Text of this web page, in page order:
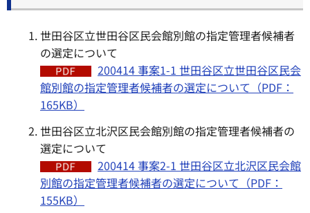
世田谷区立世田谷区民会館別館の指定管理者候補者
の選定について
200414 事案1-1 世田谷区立世田谷区民会
館別館の指定管理者候補者の選定について（PDF：
165KB）
世田谷区立北沢区民会館別館の指定管理者候補者の
選定について
200414 事案2-1 世田谷区立北沢区民会館
別館の指定管理者候補者の選定について（PDF：
155KB）